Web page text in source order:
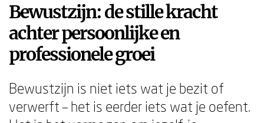
Bewustzijn: de stille kracht
achter persoonlijke en
professionele groei
Bewustzijn is niet iets wat je bezit of
verwerft – het is eerder iets wat je oefent.